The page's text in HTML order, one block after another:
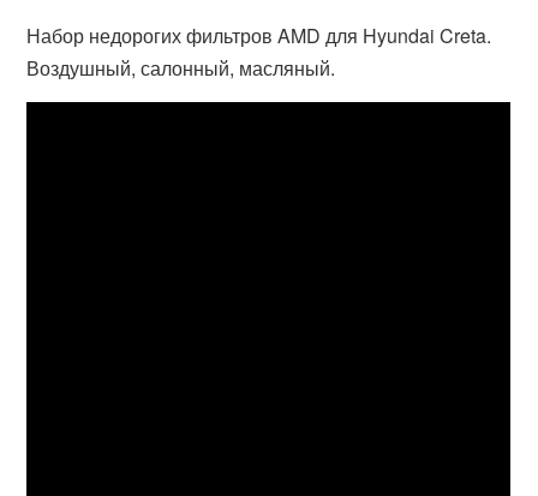
Набор недорогих фильтров AMD для Hyundai Creta.
Воздушный, салонный, масляный.